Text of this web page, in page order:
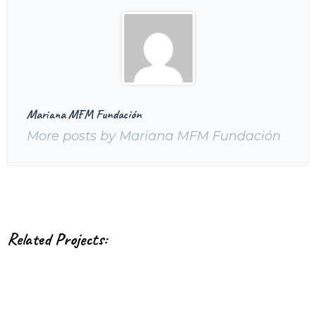
Mariana MFM Fundación
More posts by Mariana MFM Fundación
Related Projects: